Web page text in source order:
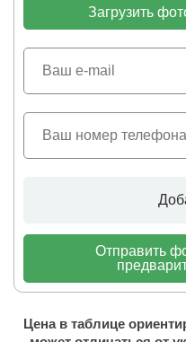
Загрузить
Отправить
Цена в таблице